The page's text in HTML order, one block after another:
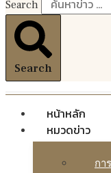
Search
Search
หน้าหลัก
หมวดข่าว
กา